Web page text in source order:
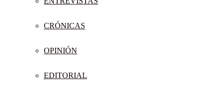
CRÓNICAS
OPINIÓN
EDITORIAL